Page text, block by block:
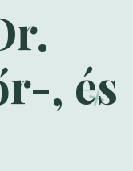
, és